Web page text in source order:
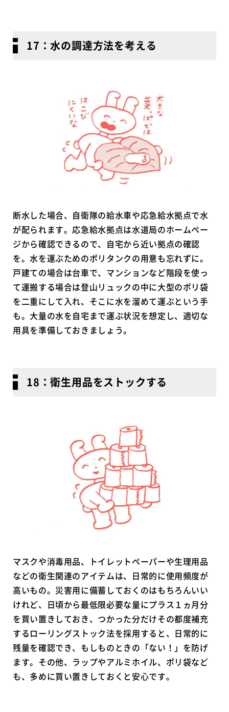
17：水の調達方法を考える
断水した場合、自衛隊の給水車や応急給水拠点で水
が配られます。応急給水拠点は水道局のホームペー
ジから確認できるので、自宅から近い拠点の確認
を。水を運ぶためのポリタンクの用意も忘れずに。
戸建ての場合は台車で、マンションなど階段を使っ
て運搬する場合は登山リュックの中に大型のポリ袋
を二重にして入れ、そこに水を溜めて運ぶという手
も。大量の水を自宅まで運ぶ状況を想定し、適切な
用具を準備しておきましょう。
18：衛生用品をストックする
マスクや消毒用品、トイレットペーパーや生理用品
などの衛生関連のアイテムは、日常的に使用頻度が
高いもの。災害用に備蓄しておくのはもちろんいい
けれど、日頃から最低限必要な量にプラス１ヵ月分
を買い置きしておき、つかった分だけその都度補充
するローリングストック法を採用すると、日常的に
残量を確認でき、もしものときの「ない！」を防げ
ます。その他、ラップやアルミホイル、ポリ袋など
も、多めに買い置きしておくと安心です。